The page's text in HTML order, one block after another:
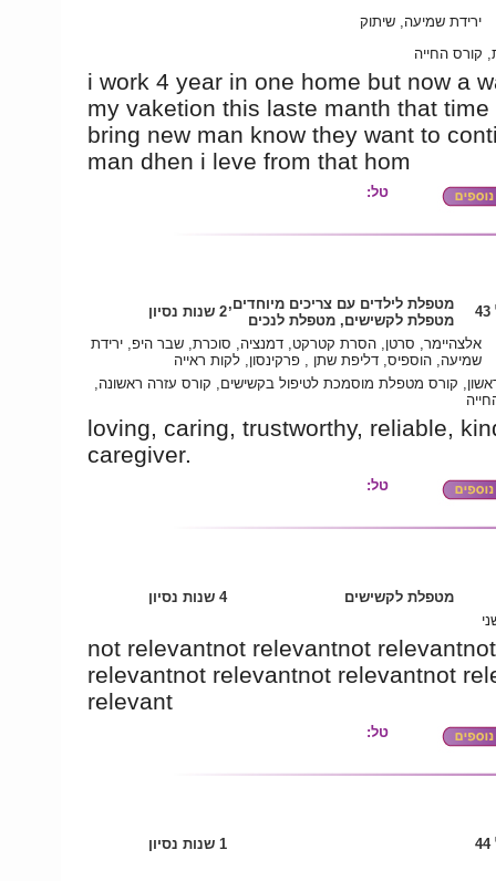
ירידת שמיעה, שיתוק
קורס החייה
i work 4 year in one home but now a
my vaketion this laste manth that time
bring new man know they want to
man dhen i leve from that hom
טל:
מטפלת לילדים עם צריכים מיוחדים,
מטפלת לקשישים, מטפלת לנכים
2 שנות נסיון
אלצהיימר, סרטן, הסרת קטרקט, דמנציה, סוכרת, שבר היפ, ירידת
שמיעה, הוספיס, דליפת שתן , פרקינסון, לקות ראייה
קורס מטפלת מוסמכת לטיפול בקשישים, קורס עזרה ראשונה,
loving, caring, trustworthy, reliable,
caregiver.
טל:
מטפלת לקשישים
4 שנות נסיון
not relevantnot relevantnot relevantnot
relevantnot relevantnot relevantnot
relevant
טל:
1 שנות נסיון